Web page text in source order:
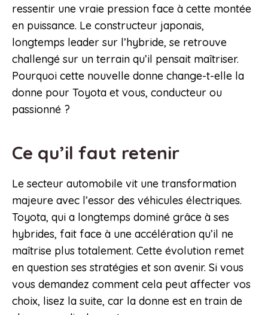
ressentir une vraie pression face à cette montée
en puissance. Le constructeur japonais,
longtemps leader sur l’hybride, se retrouve
challengé sur un terrain qu’il pensait maîtriser.
Pourquoi cette nouvelle donne change-t-elle la
donne pour Toyota et vous, conducteur ou
passionné ?
Ce qu’il faut retenir
Le secteur automobile vit une transformation
majeure avec l’essor des véhicules électriques.
Toyota, qui a longtemps dominé grâce à ses
hybrides, fait face à une accélération qu’il ne
maîtrise plus totalement. Cette évolution remet
en question ses stratégies et son avenir. Si vous
vous demandez comment cela peut affecter vos
choix, lisez la suite, car la donne est en train de